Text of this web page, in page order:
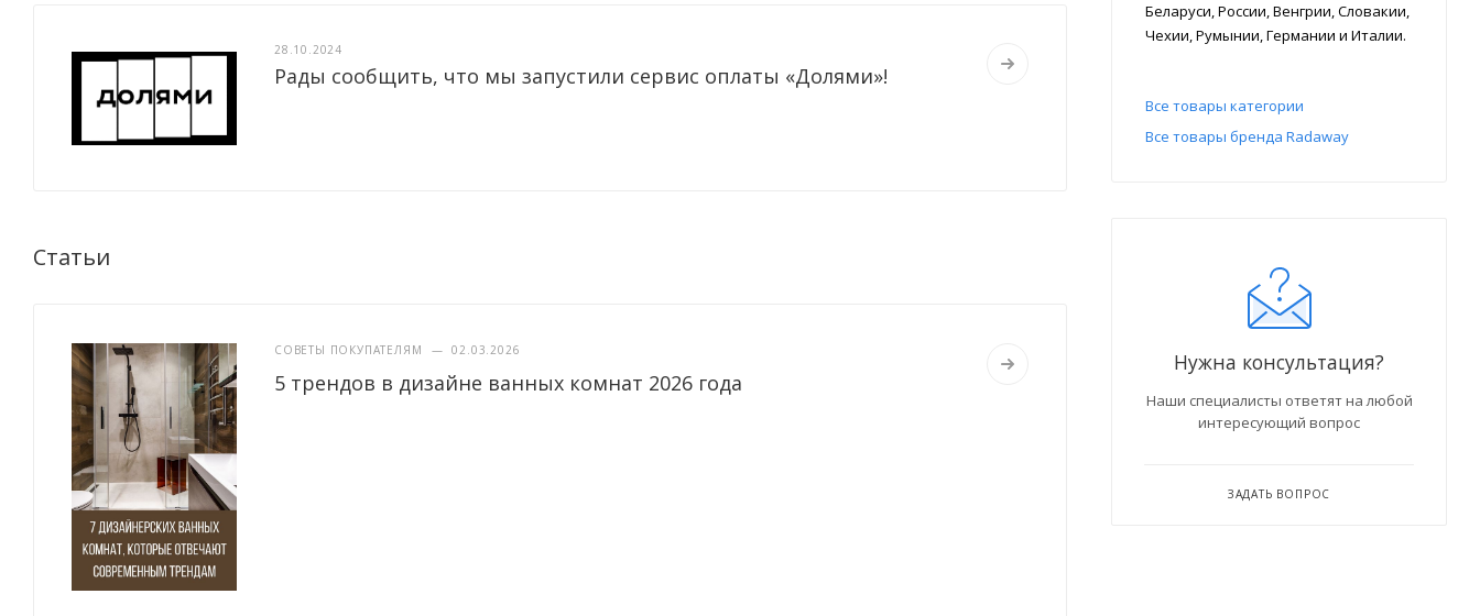
28.10.2024
Рады сообщить, что мы запустили сервис оплаты «Долями»!
Статьи
СОВЕТЫ ПОКУПАТЕЛЯМ — 02.03.2026
5 трендов в дизайне ванных комнат 2026 года
Беларуси, России, Венгрии, Словакии,
Чехии, Румынии, Германии и Италии.
Все товары категории
Все товары бренда Radaway
Нужна консультация?
Наши специалисты ответят на любой
интересующий вопрос
ЗАДАТЬ ВОПРОС